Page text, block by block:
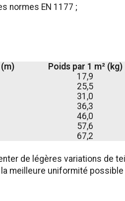
normes EN 1177 ;
Poids par 1 m² (kg)
17,9
25,5
31,0
36,3
46,0
57,6
67,2
de légères variations de
meilleure uniformité